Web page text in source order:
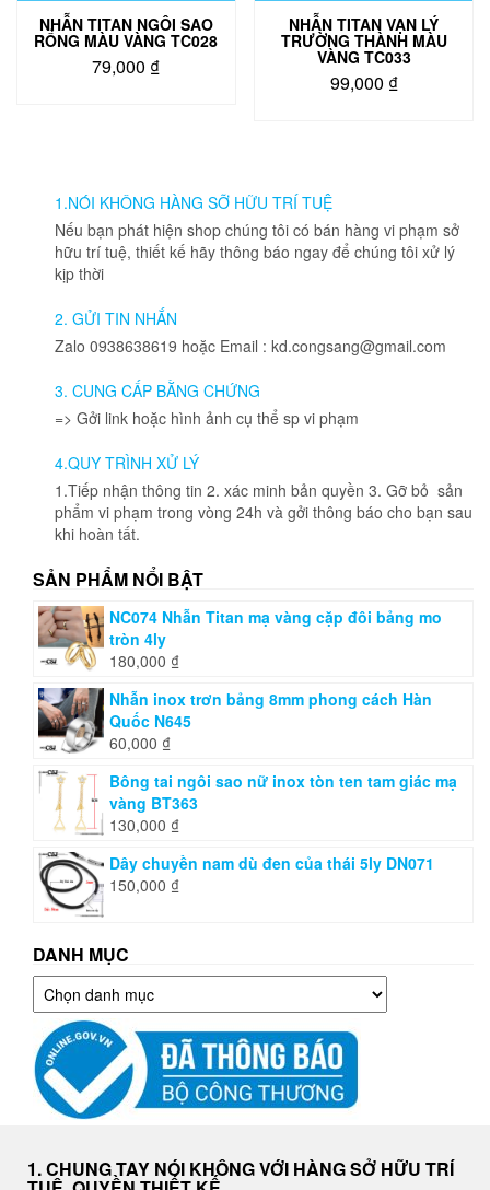
sản
phẩm
NHẪN TITAN NGÔI SAO
RỔNG MÀU VÀNG TC028
79,000 ₫
NHẪN TITAN VẠN LÝ
TRƯỜNG THÀNH MÀU
VÀNG TC033
99,000 ₫
1.NÓI KHÔNG HÀNG SỠ HỮU TRÍ TUỆ
Nếu bạn phát hiện shop chúng tôi có bán hàng vi phạm sở
hữu trí tuệ, thiết kế hãy thông báo ngay để chúng tôi xử lý
kịp thời
2. GỬI TIN NHẮN
Zalo 0938638619 hoặc Email : kd.congsang@gmail.com
3. CUNG CẤP BẰNG CHỨNG
=> Gởi link hoặc hình ảnh cụ thể sp vi phạm
4.QUY TRÌNH XỬ LÝ
1.Tiếp nhận thông tin 2. xác minh bản quyền 3. Gỡ bỏ sản
phẩm vi phạm trong vòng 24h và gởi thông báo cho bạn sau
khi hoàn tất.
SẢN PHẨM NỔI BẬT
NC074 Nhẫn Titan mạ vàng cặp đôi bảng mo
tròn 4ly
180,000 ₫
Nhẫn inox trơn bảng 8mm phong cách Hàn
Quốc N645
60,000 ₫
Bông tai ngôi sao nữ inox tòn ten tam giác mạ
vàng BT363
130,000 ₫
Dây chuyền nam dù đen của thái 5ly DN071
150,000 ₫
DANH MỤC
Danh
mục
1. CHUNG TAY NÓI KHÔNG VỚI HÀNG SỞ HỮU TRÍ